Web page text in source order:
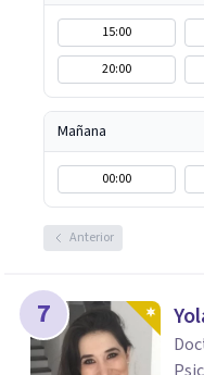
15:00
20:00
Mañana
00:00
Anterior
7